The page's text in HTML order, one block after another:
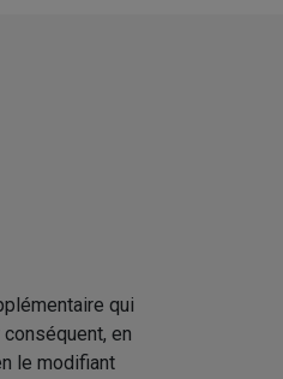
qui
en
le modifiant